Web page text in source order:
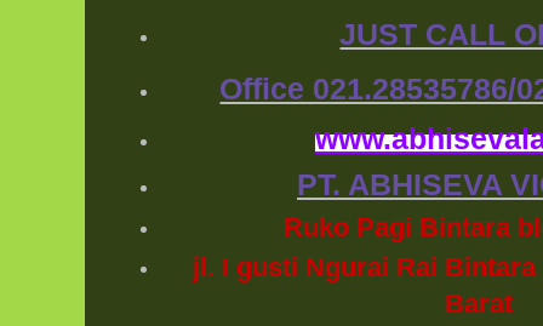
JUST CALL
Office 021.28535786/
PT. ABHISEVA
Ruko Pagi Bintara
jl. I gusti Ngurai Rai
Barat